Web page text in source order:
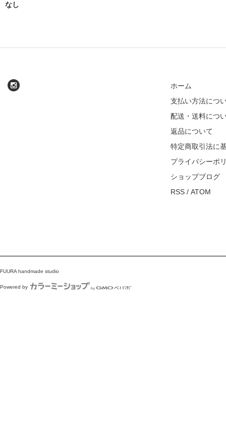
なし
ホーム
支払い方法につ
配送・送料につ
返品について
特定商取引法に
プライバシーポ
ショップブログ
RSS / ATOM
FUURA handmade studio
Powered by